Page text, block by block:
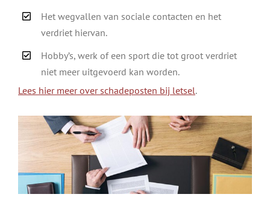
Het wegvallen van sociale contacten en het
verdriet hiervan.
Hobby’s, werk of een sport die tot groot verdriet
niet meer uitgevoerd kan worden.
Lees hier meer over schadeposten bij letsel.